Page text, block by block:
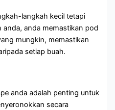
langkah kecil tetapi
anda, anda memastikan pod
mungkin, memastikan
setiap buah.
anda adalah penting untuk
secara